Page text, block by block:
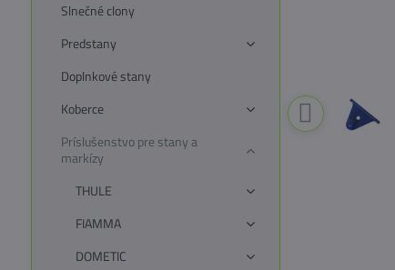
Slnečné clony
Predstany
Doplnkové stany
Koberce
Príslušenstvo pre stany a
markízy
THULE
FIAMMA
DOMETIC